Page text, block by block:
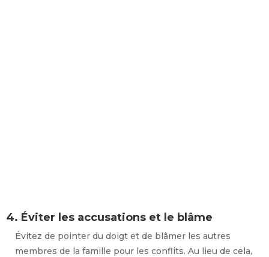
4. Éviter les accusations et le blâme
Évitez de pointer du doigt et de blâmer les autres
membres de la famille pour les conflits. Au lieu de cela,